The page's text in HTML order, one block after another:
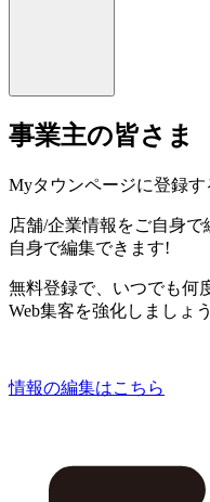
事業主の皆さま
Myタウンページに登録す
店舗/企業情報をご自身で
自身で編集できます!
無料登録で、いつでも何
Web集客を強化しましょう
情報の編集はこちら